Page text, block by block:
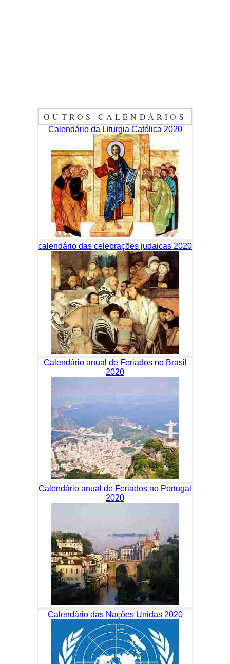
OUTROS CALENDÁRIOS
Calendário da Liturgia Católica 2020
calendário das celebrações judaicas 2020
Calendário anual de Feriados no Brasil
2020
Calendário anual de Feriados no Portugal
2020
Calendário das Nações Unidas 2020